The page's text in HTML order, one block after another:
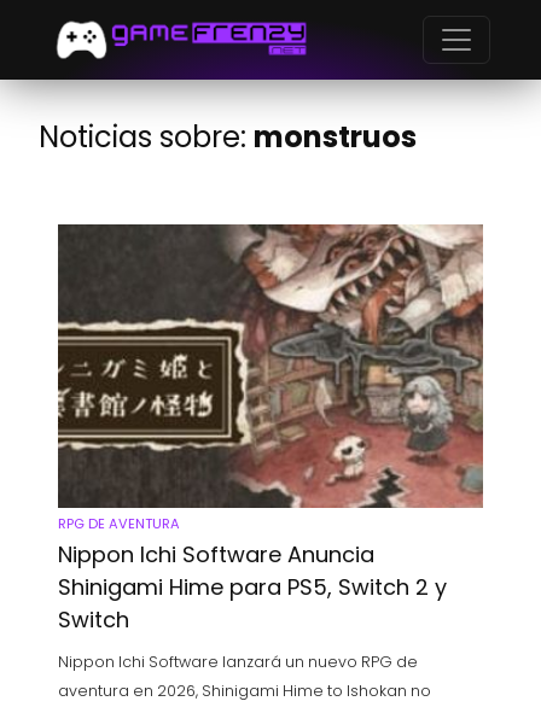
Noticias sobre: monstruos
RPG DE AVENTURA
Nippon Ichi Software Anuncia
Shinigami Hime para PS5, Switch 2 y
Switch
Nippon Ichi Software lanzará un nuevo RPG de
aventura en 2026, Shinigami Hime to Ishokan no